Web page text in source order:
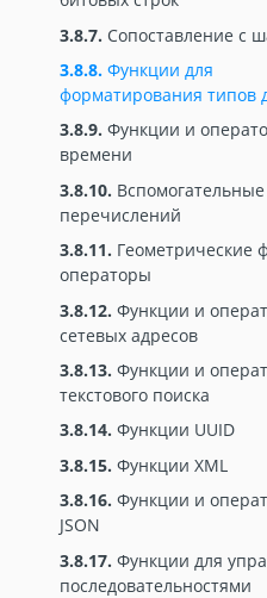
3.8.7. Сопоставление с
3.8.8. Функции для
форматирования типов
3.8.9. Функции и
времени
3.8.10.
перечислений
3.8.11. Геометрические
операторы
3.8.12. Функции и
сетевых адресов
3.8.13. Функции и
текстового поиска
3.8.14. Функции UUID
3.8.15. Функции XML
3.8.16. Функции и
JSON
3.8.17. Функции для
последовательностями